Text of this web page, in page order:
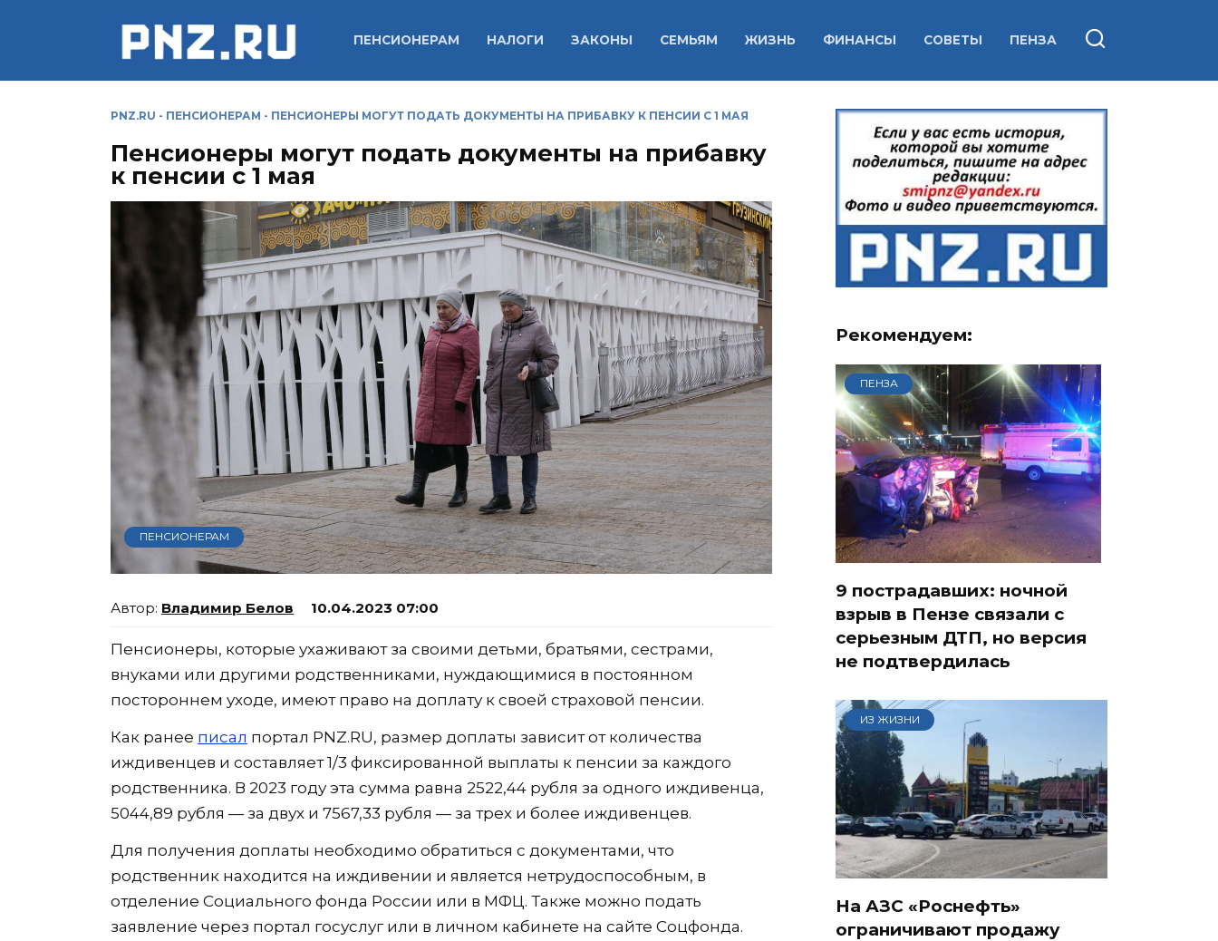
ПЕНСИОНЕРАМ НАЛОГИ ЗАКОНЫ СЕМЬЯМ ЖИЗНЬ ФИНАНСЫ СОВЕТЫ ПЕНЗА
PNZ.RU - ПЕНСИОНЕРАМ - ПЕНСИОНЕРЫ МОГУТ ПОДАТЬ ДОКУМЕНТЫ НА ПРИБАВКУ К ПЕНСИИ С 1 МАЯ
Пенсионеры могут подать документы на прибавку
к пенсии с 1 мая
ПЕНСИОНЕРАМ
Владимир Белов 10.04.2023 07:00
Пенсионеры, которые ухаживают за своими детьми, братьями, сестрами,
внуками или другими родственниками, нуждающимися в постоянном
постороннем уходе, имеют право на доплату к своей страховой пенсии.
Как ранее писал портал PNZ.RU, размер доплаты зависит от количества
иждивенцев и составляет 1/3 фиксированной выплаты к пенсии за каждого
родственника. В 2023 году эта сумма равна 2522,44 рубля за одного иждивенца,
5044,89 рубля — за двух и 7567,33 рубля — за трех и более иждивенцев.
Для получения доплаты необходимо обратиться с документами, что
родственник находится на иждивении и является нетрудоспособным, в
отделение Социального фонда России или в МФЦ. Также можно подать
заявление через портал госуслуг или в личном кабинете на сайте Соцфонда.
Рекомендуем:
ПЕНЗА
9 пострадавших: ночной
взрыв в Пензе связали с
серьезным ДТП, но версия
не подтвердилась
ИЗ ЖИЗНИ
На АЗС «Роснефть»
ограничивают продажу